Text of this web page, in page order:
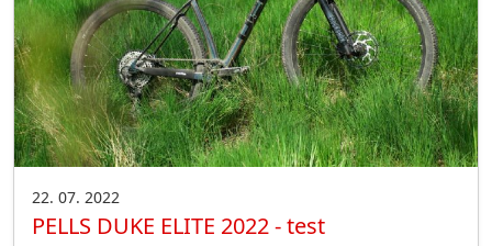
22. 07. 2022
PELLS DUKE ELITE 2022 - test